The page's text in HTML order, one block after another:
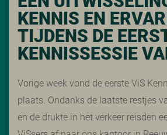
KENNIS EN
TIJDENS DE
KENNISSESSIE
Vorige week vond de eerste ViS
plaats. Ondanks de laatste restjes
en de drukte in het verkeer reisden